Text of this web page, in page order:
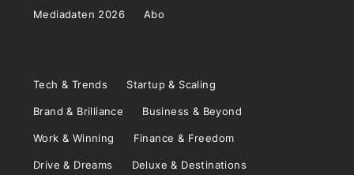
Mediadaten 2026 Abo
Tech & Trends Startup & Scaling
Brand & Brilliance Business & Beyond
Work & Winning Finance & Freedom
Drive & Dreams Deluxe & Destinations